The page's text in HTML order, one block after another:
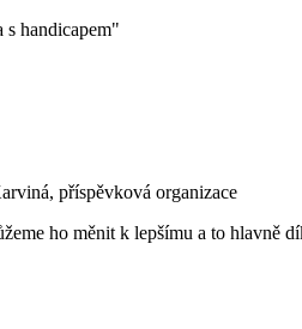
s handicapem"
příspěvková organizace
ho měnit k lepšímu a to hlavně